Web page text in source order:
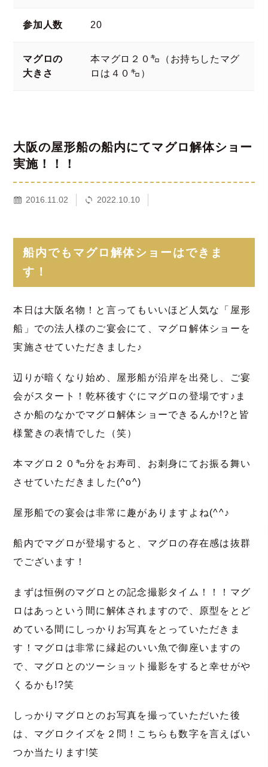
参加人数 20
マグロの
大きさ
本マグロ２０㌔（お持ちしたマグ
ロは４０㌔）
大阪の屋形船の船内にてマグロ解体ショー
実施！！！
2016.11.02 2022.10.10
船内でもマグロ解体ショーはできま
す！
本日は大阪名物！と言ってもいいほど人気な「屋形
船」での法人様のご宴会にて、マグロ解体ショーを
実施させていただきました♪
辺りが暗くなり始め、屋形船が沿岸を出発し、ご宴
会がスタート！乾杯後すぐにマグロの登場です♪ま
さか船のなかでマグロ解体ショーできるんか!?と皆
様驚きの表情でした（笑）
本マグロ２０㌔分をお寿司、お刺身にてお振る舞い
させていただきました(^o^)
屋形船での宴会は非常に趣がありますよね(^^♪
船内でマグロが登場すると、マグロの存在感は抜群
でございます！
まずは恒例のマグロとの記念撮影タイム！！！マグ
ロはあっという間に解体されますので、原型をとど
めている間にしっかりお写真をとっていただきま
す！マグロは非常に縁起のいい魚で御座いますの
で、マグロとのツーショット撮影をすると幸せがや
くるかも!?笑
しっかりマグロとのお写真を撮っていただいた後
は、マグロクイズを２問！こちらも数字を言えばい
つか当たります!笑